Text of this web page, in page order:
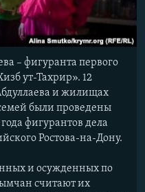
– фигуранта первого
ут-Тахрир». 12
и жилищах
были проведены
фигурантов дела
Ростова-на-Дону.
и осужденных по
считают их